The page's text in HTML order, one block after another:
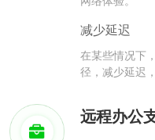
减少延迟
在某些情况下
径，减少延迟
远程办公